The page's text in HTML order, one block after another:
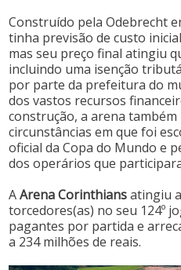
Construído pela Odebrecht
tinha previsão de custo
mas seu preço final atingiu
incluindo uma isenção
por parte da prefeitura do
dos vastos recursos
construção, a arena
circunstâncias em que foi
oficial da Copa do Mundo e
dos operários que
AArena Corinthiansatingiu
torcedores(as) no seu 124º
pagantes por partida e
a 234 milhões de reais.